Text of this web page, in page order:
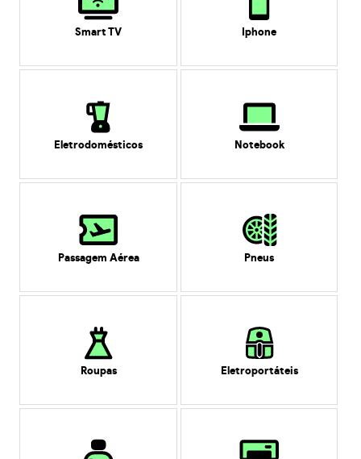
Smart TV Iphone
Eletrodomésticos Notebook
Passagem Aérea Pneus
Roupas Eletroportáteis